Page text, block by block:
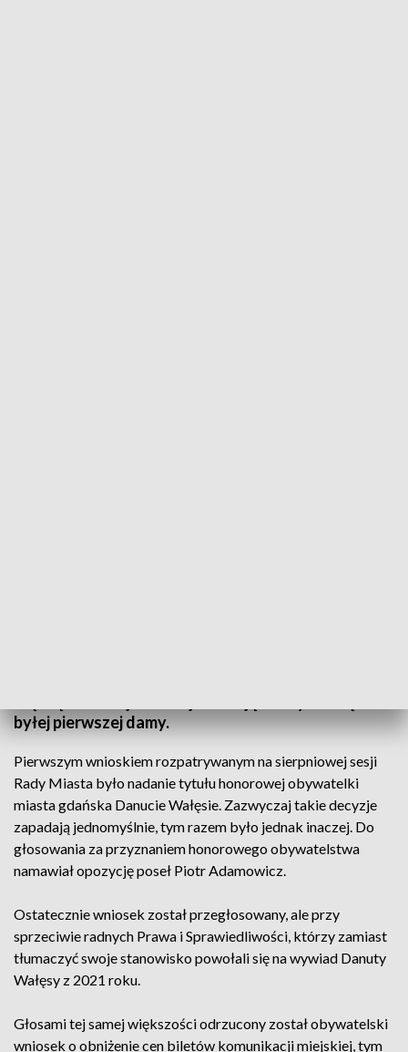
byłej pierwszej damy.
Pierwszym wnioskiem rozpatrywanym na sierpniowej sesji
Rady Miasta było nadanie tytułu honorowej obywatelki
miasta gdańska Danucie Wałęsie. Zazwyczaj takie decyzje
zapadają jednomyślnie, tym razem było jednak inaczej. Do
głosowania za przyznaniem honorowego obywatelstwa
namawiał opozycję poseł Piotr Adamowicz.
Ostatecznie wniosek został przegłosowany, ale przy
sprzeciwie radnych Prawa i Sprawiedliwości, którzy zamiast
tłumaczyć swoje stanowisko powołali się na wywiad Danuty
Wałęsy z 2021 roku.
Głosami tej samej większości odrzucony został obywatelski
wniosek o obniżenie cen biletów komunikacji miejskiej, tym